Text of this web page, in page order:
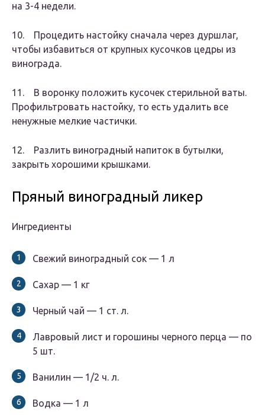
на 3-4 недели.
10. Процедить настойку сначала через дуршлаг,
чтобы избавиться от крупных кусочков цедры из
винограда.
11. В воронку положить кусочек стерильной ваты.
Профильтровать настойку, то есть удалить все
ненужные мелкие частички.
12. Разлить виноградный напиток в бутылки,
закрыть хорошими крышками.
Пряный виноградный ликер
Ингредиенты
Свежий виноградный сок — 1 л
Сахар — 1 кг
Черный чай — 1 ст. л.
Лавровый лист и горошины черного перца — по
5 шт.
Ванилин — 1/2 ч. л.
Водка — 1 л